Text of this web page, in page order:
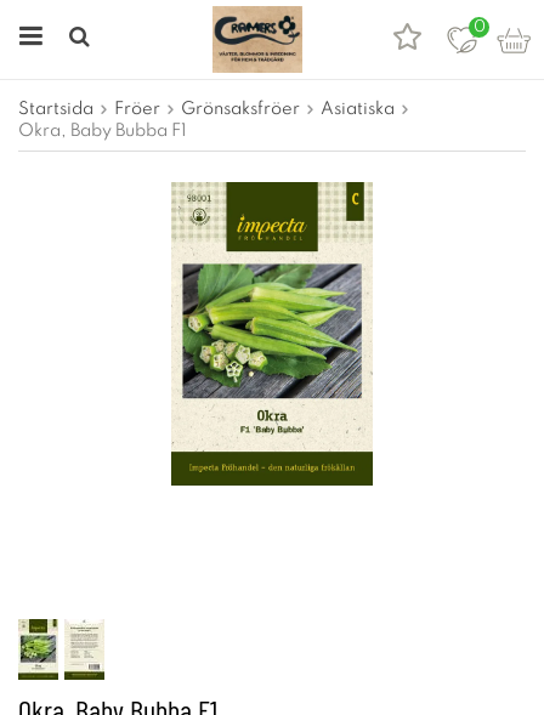
0
Startsida Fröer Grönsaksfröer
Asiatiska
Okra, Baby Bubba F1